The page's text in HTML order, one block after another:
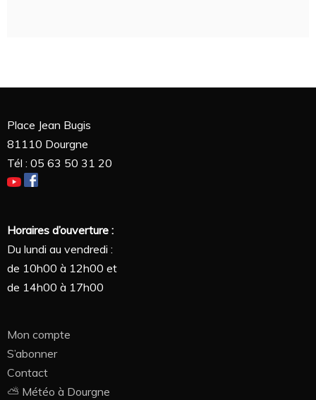
Place Jean Bugis
81110 Dourgne
Tél : 05 63 50 31 20
Horaires d’ouverture :
Du lundi au vendredi :
de 10h00 à 12h00 et
de 14h00 à 17h00
Mon compte
S’abonner
Contact
⛅ Météo à Dourgne